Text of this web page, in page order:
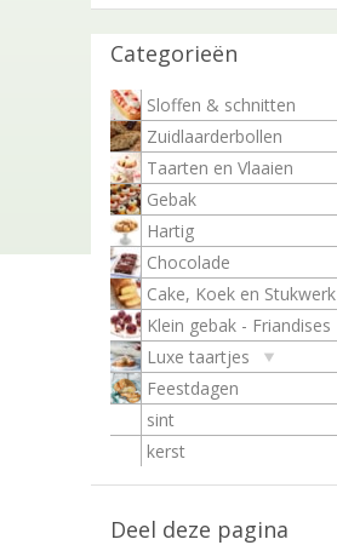
Categorieën
Sloffen & schnitten
Zuidlaarderbollen
Taarten en Vlaaien
Gebak
Hartig
Chocolade
Cake, Koek en Stukwerk
Klein gebak - Friandises
Luxe taartjes
Feestdagen
sint
kerst
Deel deze pagina